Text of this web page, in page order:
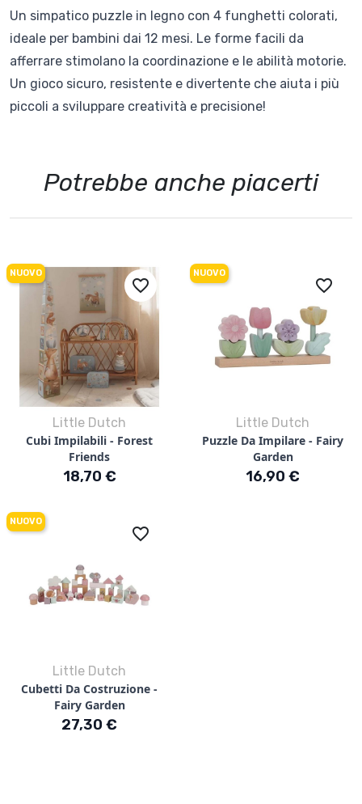
Un simpatico puzzle in legno con 4 funghetti colorati,
ideale per bambini dai 12 mesi. Le forme facili da
afferrare stimolano la coordinazione e le abilità motorie.
Un gioco sicuro, resistente e divertente che aiuta i più
piccoli a sviluppare creatività e precisione!
Potrebbe anche piacerti
favorite_border
Little Dutch
Cubi Impilabili - Forest
Friends
Prezzo
18,70 €
NUOVO
favorite_border
Little Dutch
Puzzle Da Impilare - Fairy
Garden
Prezzo
16,90 €
NUOVO
favorite_border
Little Dutch
Cubetti Da Costruzione -
Fairy Garden
Prezzo
27,30 €
NUOVO